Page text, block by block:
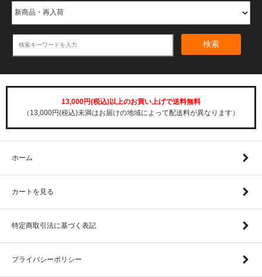
検索
13,000円(税込)以上のお買い上げで送料無料
（13,000円(税込)未満はお届けの地域によって配送料が異なります）
ホーム
カートを見る
特定商取引法に基づく表記
プライバシーポリシー